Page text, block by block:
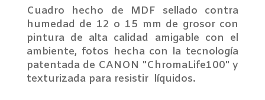
Cuadro hecho de MDF sellado contra
humedad de 12 o 15 mm de grosor con
pintura de alta calidad amigable con el
ambiente, fotos hecha con la tecnología
patentada de CANON "ChromaLife100" y
texturizada para resistir líquidos.